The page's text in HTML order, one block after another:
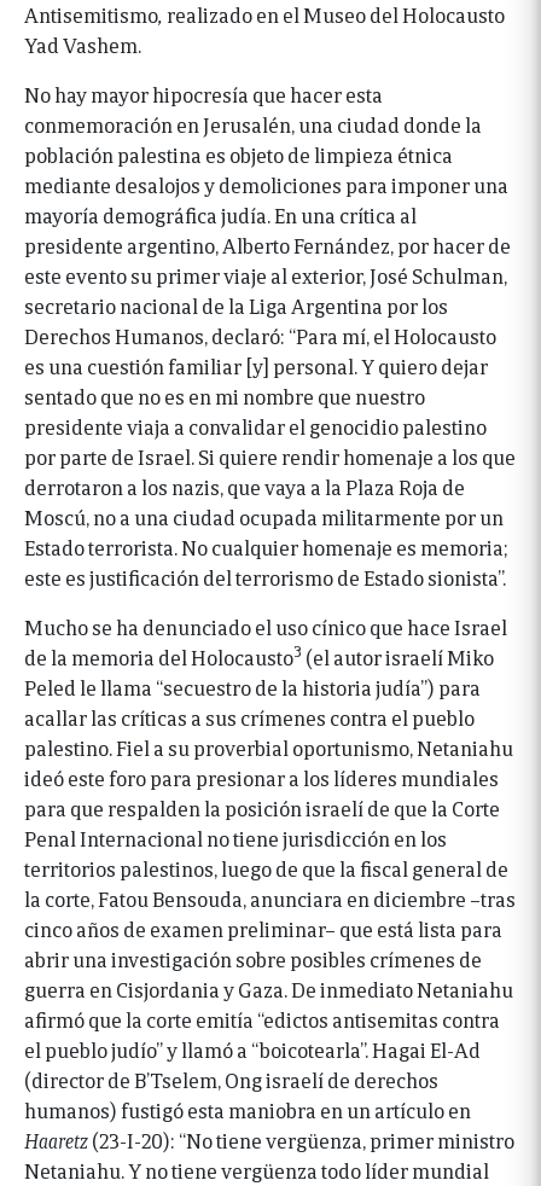
Antisemitismo realizado en el Museo del Holocausto
Yad Vashem.
No hay mayor hipocresía que hacer esta
conmemoración en Jerusalén, una ciudad donde la
población palestina es objeto de limpieza étnica
mediante desalojos y demoliciones para imponer una
mayoría demográfica judía. En una crítica al
presidente argentino, Alberto Fernández, por hacer de
este evento su primer viaje al exterior, José Schulman,
secretario nacional de la Liga Argentina por los
Derechos Humanos, declaró: “Para mí, el Holocausto
es una cuestión familiar [y] personal. Y quiero dejar
sentado que no es en mi nombre que nuestro
presidente viaja a convalidar el genocidio palestino
por parte de Israel. Si quiere rendir homenaje a los que
derrotaron a los nazis, que vaya a la Plaza Roja de
Moscú, no a una ciudad ocupada militarmente por un
Estado terrorista. No cualquier homenaje es memoria;
este es justificación del terrorismo de Estado sionista”.
Mucho se ha denunciado el uso cínico que hace Israel
de la memoria del Holocausto3 (el autor israelí Miko
Peled le llama “secuestro de la historia judía”) para
acallar las críticas a sus crímenes contra el pueblo
palestino. Fiel a su proverbial oportunismo, Netaniahu
ideó este foro para presionar a los líderes mundiales
para que respalden la posición israelí de que la Corte
Penal Internacional no tiene jurisdicción en los
territorios palestinos, luego de que la fiscal general de
la corte, Fatou Bensouda, anunciara en diciembre –tras
cinco años de examen preliminar– que está lista para
abrir una investigación sobre posibles crímenes de
guerra en Cisjordania y Gaza. De inmediato Netaniahu
afirmó que la corte emitía “edictos antisemitas contra
el pueblo judío” y llamó a “boicotearla”. Hagai El-Ad
(director de B’Tselem, Ong israelí de derechos
humanos) fustigó esta maniobra en un artículo en
Haaretz(23-I-20): “No tiene vergüenza, primer ministro
Netaniahu. Y no tiene vergüenza todo líder mundial